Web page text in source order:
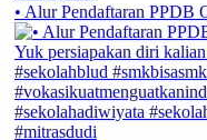
• Alur Pendaftaran